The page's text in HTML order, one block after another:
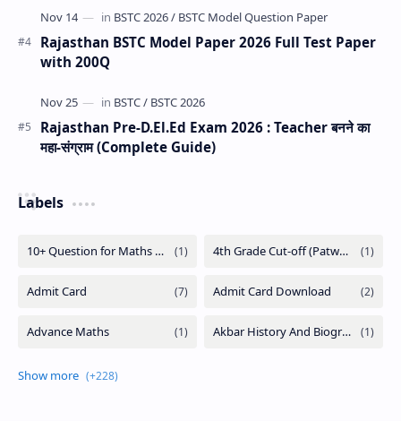
Rajasthan BSTC Model Paper 2026 Full Test Paper
with 200Q
Rajasthan Pre-D.El.Ed Exam 2026 : Teacher बनने का
महा-संग्राम (Complete Guide)
Labels